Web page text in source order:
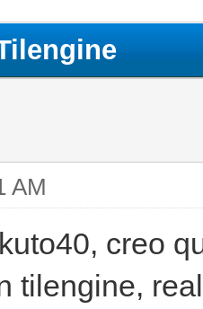
AM
creo
tilengine,